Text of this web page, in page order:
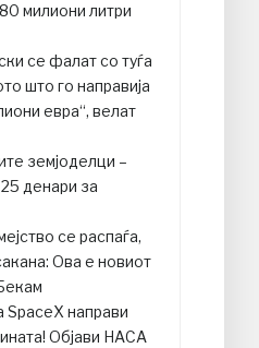
милиони литри
се фалат со туѓа
што го направија
евра“, велат
земјоделци –
денари за
се распаѓа,
Ова е новиот
SpaceX направи
Објави НАСА